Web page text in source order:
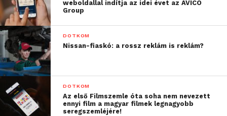
weboldallal indítja az idei évet az AVICO
Group
DOTKOM
Nissan-fiaskó: a rossz reklám is reklám?
DOTKOM
Az első Filmszemle óta soha nem nevezett
ennyi film a magyar filmek legnagyobb
seregszemléjére!